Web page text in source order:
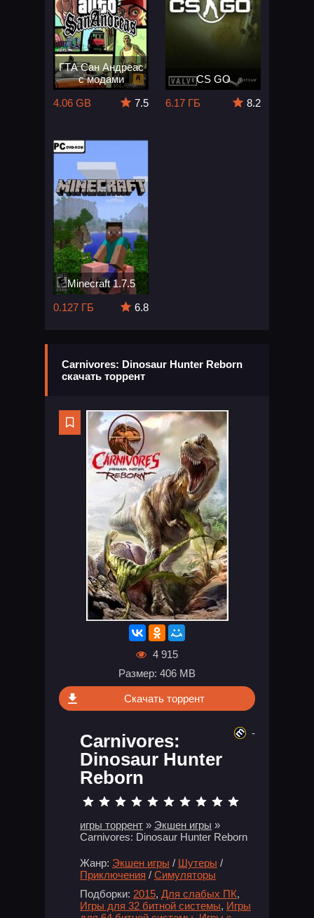
ГТА Сан Андреас
с модами
4.06 GB
7.5
CS GO
6.17 ГБ
8.2
Minecraft 1.7.5
0.127 ГБ
6.8
Carnivores: Dinosaur Hunter Reborn
скачать торрент
4 915
Размер: 406 MB
Скачать торрент
Carnivores:
Dinosaur Hunter
Reborn
игры торрент » Экшен игры »
Carnivores: Dinosaur Hunter Reborn
Жанр: Экшен игры / Шутеры /
Приключения / Симуляторы
Подборки: 2015, Для слабых ПК,
Игры для 32 битной системы, Игры
-